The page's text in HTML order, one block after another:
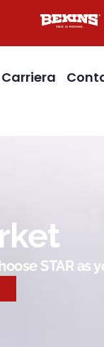
Carriera
STAR as